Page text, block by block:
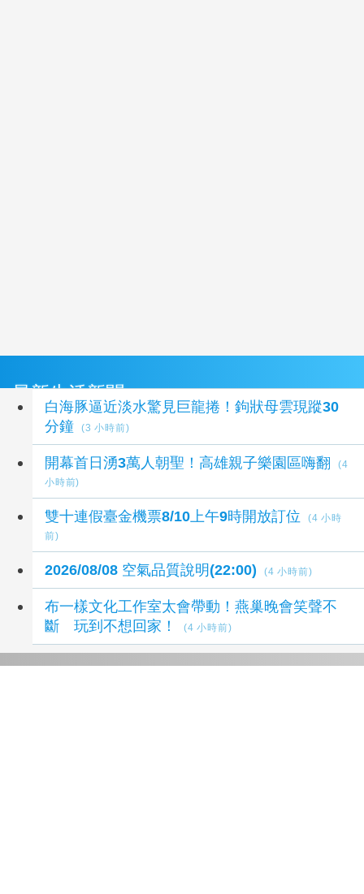
最新生活新聞
白海豚逼近淡水驚見巨龍捲！鉤狀母雲現蹤30
分鐘
(3 小時前)
開幕首日湧3萬人朝聖！高雄親子樂園區嗨翻
(4
小時前)
雙十連假臺金機票8/10上午9時開放訂位
(4 小時
前)
2026/08/08 空氣品質說明(22:00) (4 小時前)
布一樣文化工作室太會帶動！燕巢晚會笑聲不
斷 玩到不想回家！
(4 小時前)